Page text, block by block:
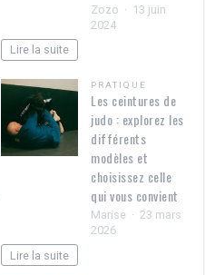
Zozo
13 juin
2024
Lire la suite
PRATIQUE
Les ceintures de
judo : explorez les
différents
modèles et
choisissez celle
qui vous convient
Marise
23 mars
2026
Lire la suite